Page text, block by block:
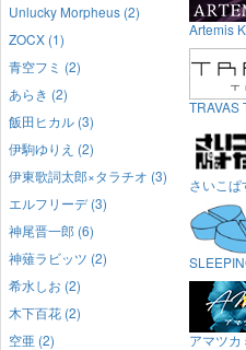
Unlucky Morpheus (2)
ZOCX (1)
青空フミ (2)
あらき (2)
飯田ヒカル (3)
伊駒ゆりえ (2)
伊東歌詞太郎×タラチオ (3)
エルフリーデ (3)
神尾晋一郎 (6)
神薙ラビッツ (2)
希水しお (2)
木下百花 (2)
空亜 (2)
Artemis
TRAVAS
さいこぱ
アマツカ